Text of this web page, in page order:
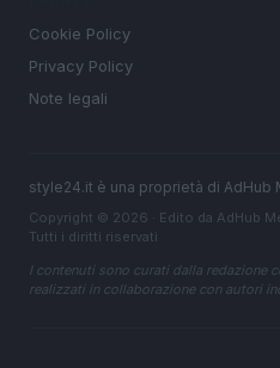
Cookie Policy
Privacy Policy
Note legali
style24.it è una proprietà di AdHub
Copyright © 2026 · Edito da AdHub
Tutti i diritti riservati
I contenuti sono curati dalla redazione
realizzati in collaborazione con autori